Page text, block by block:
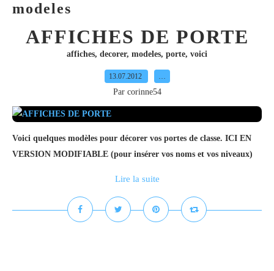
modeles
AFFICHES DE PORTE
affiches, decorer, modeles, porte, voici
13.07.2012 …
Par corinne54
Voici quelques modèles pour décorer vos portes de classe. ICI EN
VERSION MODIFIABLE (pour insérer vos noms et vos niveaux)
Lire la suite